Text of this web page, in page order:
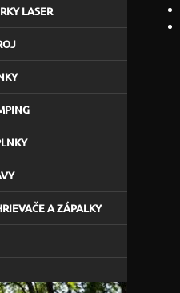
LASER
A ZÁPALKY